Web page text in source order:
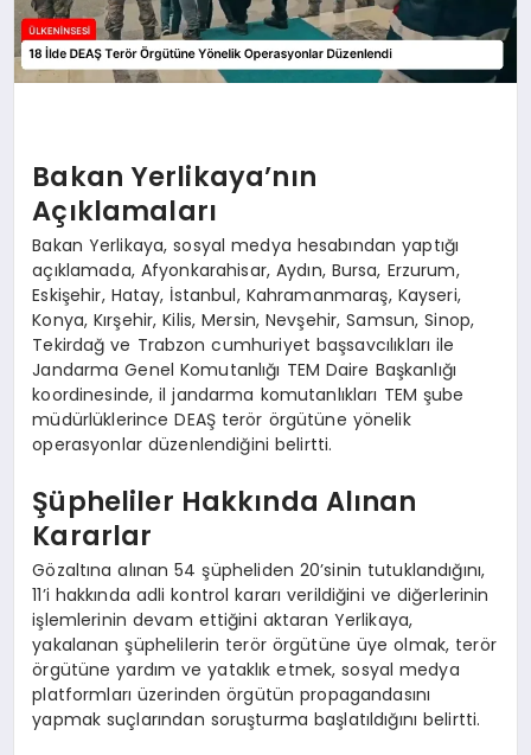
Bakan Yerlikaya’nın
Açıklamaları
Bakan Yerlikaya, sosyal medya hesabından yaptığı
açıklamada, Afyonkarahisar, Aydın, Bursa, Erzurum,
Eskişehir, Hatay, İstanbul, Kahramanmaraş, Kayseri,
Konya, Kırşehir, Kilis, Mersin, Nevşehir, Samsun, Sinop,
Tekirdağ ve Trabzon cumhuriyet başsavcılıkları ile
Jandarma Genel Komutanlığı TEM Daire Başkanlığı
koordinesinde, il jandarma komutanlıkları TEM şube
müdürlüklerince DEAŞ terör örgütüne yönelik
operasyonlar düzenlendiğini belirtti.
Şüpheliler Hakkında Alınan
Kararlar
Gözaltına alınan 54 şüpheliden 20’sinin tutuklandığını,
11’i hakkında adli kontrol kararı verildiğini ve diğerlerinin
işlemlerinin devam ettiğini aktaran Yerlikaya,
yakalanan şüphelilerin terör örgütüne üye olmak, terör
örgütüne yardım ve yataklık etmek, sosyal medya
platformları üzerinden örgütün propagandasını
yapmak suçlarından soruşturma başlatıldığını belirtti.